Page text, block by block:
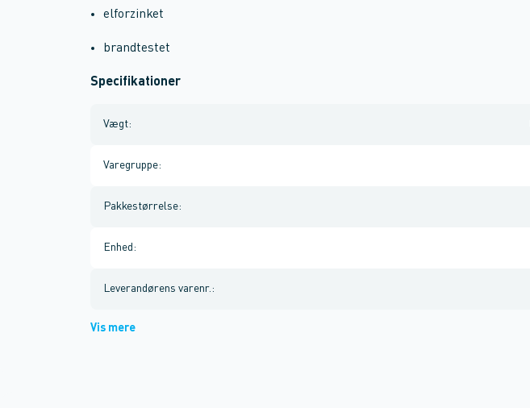
elforzinket
brandtestet
Specifikationer
Vægt:
Varegruppe:
Pakkestørrelse:
Enhed :
Leverandørens varenr. :
Vis mere